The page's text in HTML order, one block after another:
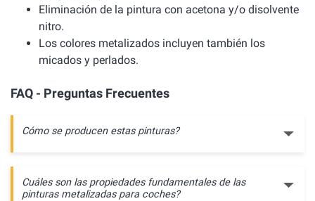
Eliminación de la pintura con acetona y/o disolvente
nitro.
Los colores metalizados incluyen también los
micados y perlados.
FAQ - Preguntas Frecuentes
Cómo se producen estas pinturas?
Cuáles son las propiedades fundamentales de las
pinturas metalizadas para coches?